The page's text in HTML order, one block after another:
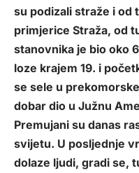
su podizali straže i od
primjerice Straža, od
stanovnika je bio oko
loze krajem 19. i
se sele u
dobar dio u Južnu
Premujani su danas
svijetu. U posljednje
dolaze ljudi, gradi se,